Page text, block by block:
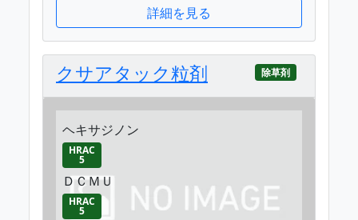
詳細を見る
クサアタック粒剤 除草剤
ヘキサジノン
HRAC
5
ＤＣＭＵ
HRAC
5